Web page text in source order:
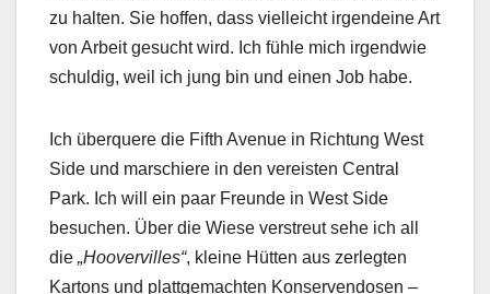
zu halten. Sie hoffen, dass vielleicht irgendeine Art
von Arbeit gesucht wird. Ich fühle mich irgendwie
schuldig, weil ich jung bin und einen Job habe.
Ich überquere die Fifth Avenue in Richtung West
Side und marschiere in den vereisten Central
Park. Ich will ein paar Freunde in West Side
besuchen. Über die Wiese verstreut sehe ich all
die „Hoovervilles“, kleine Hütten aus zerlegten
Kartons und plattgemachten Konservendosen –